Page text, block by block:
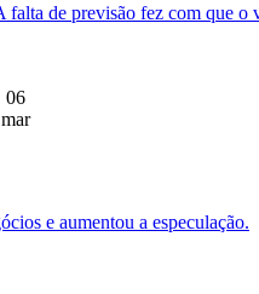
de previsão fez com que o
06
mar
e aumentou a especulação.